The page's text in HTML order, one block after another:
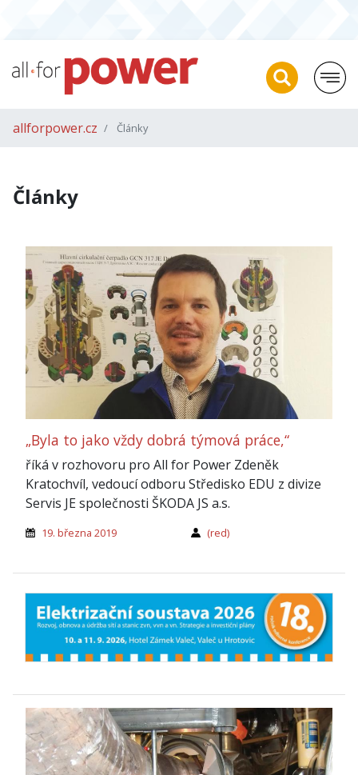
allforpower.cz Články
Články
„Byla to jako vždy dobrá týmová práce,“
říká v rozhovoru pro All for Power Zdeněk
Kratochvíl, vedoucí odboru Středisko EDU z divize
Servis JE společnosti ŠKODA JS a.s.
19. března 2019 (red)